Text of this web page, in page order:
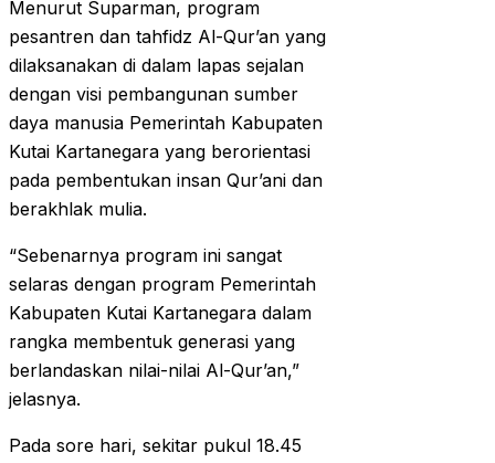
Menurut Suparman, program
pesantren dan tahfidz Al-Qur’an yang
dilaksanakan di dalam lapas sejalan
dengan visi pembangunan sumber
daya manusia Pemerintah Kabupaten
Kutai Kartanegara yang berorientasi
pada pembentukan insan Qur’ani dan
berakhlak mulia.
“Sebenarnya program ini sangat
selaras dengan program Pemerintah
Kabupaten Kutai Kartanegara dalam
rangka membentuk generasi yang
berlandaskan nilai-nilai Al-Qur’an,”
jelasnya.
Pada sore hari, sekitar pukul 18.45